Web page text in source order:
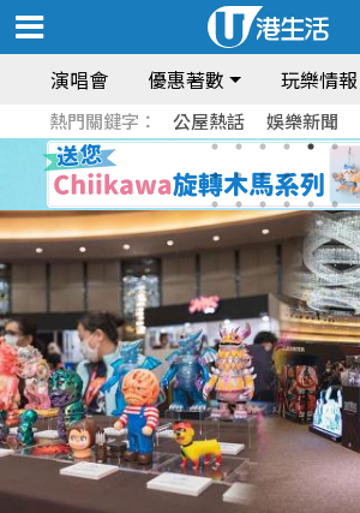
演唱會 優惠著數 玩樂情報
熱門關鍵字： 公屋熱話 娛樂新聞